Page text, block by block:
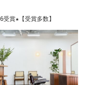
賞★【受賞多数】